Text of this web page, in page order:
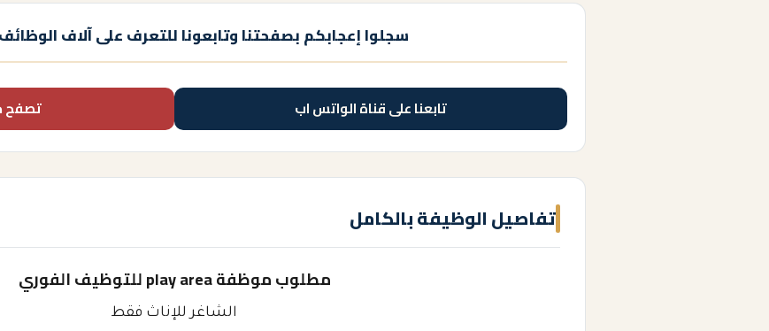
سجلوا إعجابكم بصفحتنا وتابعونا للتعرف على آلاف
تابعنا على قناة الواتس اب تصفح
تفاصيل الوظيفة بالكامل
مطلوب موظفة play area للتوظيف الفوري
الشاغر للإناث فقط